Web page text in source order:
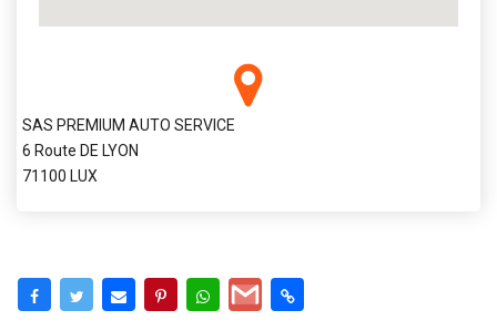
SAS PREMIUM AUTO SERVICE
6 Route DE LYON
71100 LUX